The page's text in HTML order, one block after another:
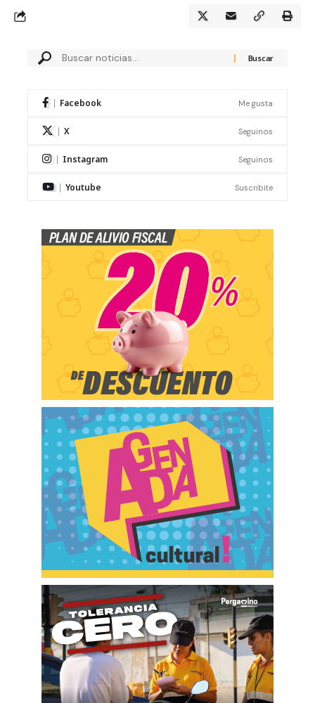
Facebook Me gusta
X Seguinos
Instagram Seguinos
Youtube Suscribite